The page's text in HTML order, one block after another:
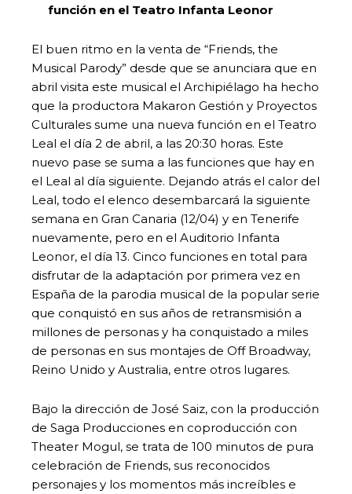
función en el Teatro Infanta Leonor
El buen ritmo en la venta de “Friends, the
Musical Parody” desde que se anunciara que en
abril visita este musical el Archipiélago ha hecho
que la productora Makaron Gestión y Proyectos
Culturales sume una nueva función en el Teatro
Leal el día 2 de abril, a las 20:30 horas. Este
nuevo pase se suma a las funciones que hay en
el Leal al día siguiente. Dejando atrás el calor del
Leal, todo el elenco desembarcará la siguiente
semana en Gran Canaria (12/04) y en Tenerife
nuevamente, pero en el Auditorio Infanta
Leonor, el día 13. Cinco funciones en total para
disfrutar de la adaptación por primera vez en
España de la parodia musical de la popular serie
que conquistó en sus años de retransmisión a
millones de personas y ha conquistado a miles
de personas en sus montajes de Off Broadway,
Reino Unido y Australia, entre otros lugares.
Bajo la dirección de José Saiz, con la producción
de Saga Producciones en coproducción con
Theater Mogul, se trata de 100 minutos de pura
celebración de Friends, sus reconocidos
personajes y los momentos más increíbles e